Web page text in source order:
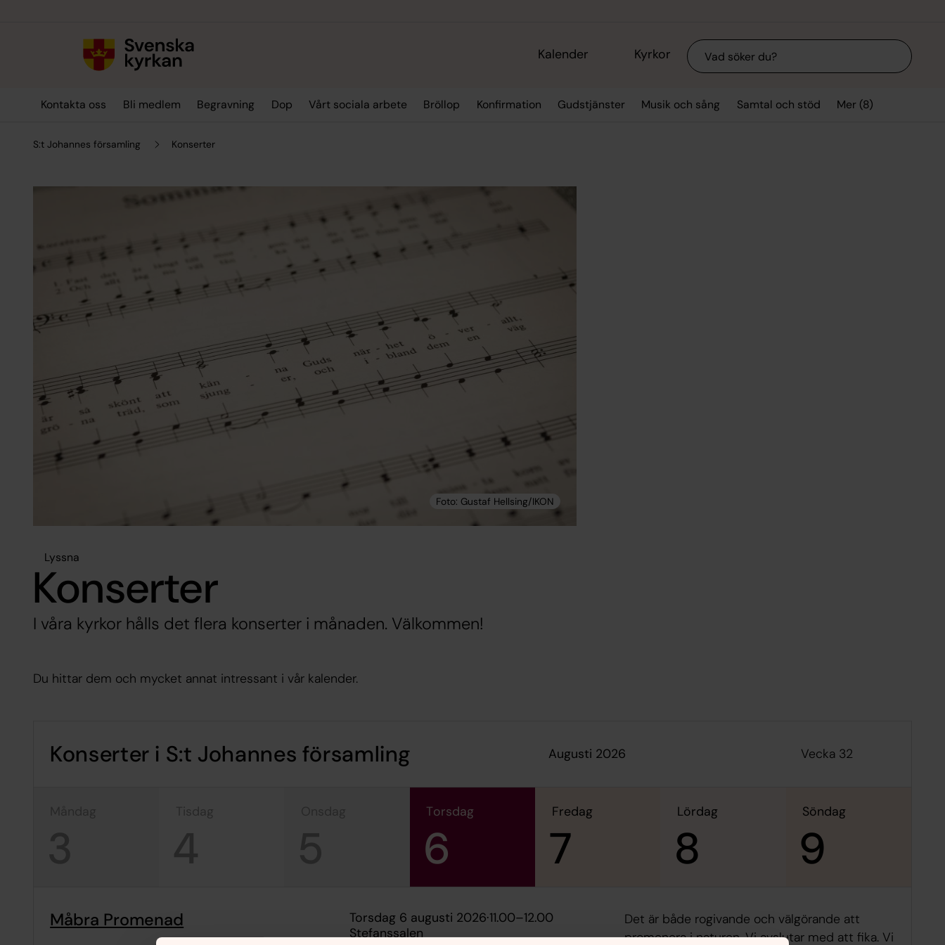
Kalender Kyrkor Sök
Kontakta oss Bli medlem Begravning Dop Vårt sociala arbete Bröllop Konfirmation Gudstjänster Musik och sång Samtal och stöd Mer (8)
S:t Johannes församling Konserter
Lyssna
Konserter
I våra kyrkor hålls det flera konserter i månaden. Välkommen!
Du hittar dem och mycket annat intressant i vår kalender.
Konserter i S:t Johannes församling augusti 2026 Vecka 32
tisdag
4
torsdag
6
fredag
7
lördag
8
söndag
9
Måbra Promenad torsdag 6 augusti 2026·11.00–12.00
Stefanssalen
Det är både rogivande och välgörande att
promenera i naturen. Vi avslutar med att fika. Vi